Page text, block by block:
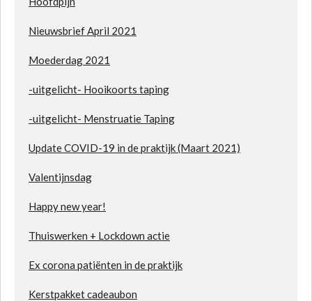
Nieuwsbrief April 2021
Moederdag 2021
-uitgelicht- Hooikoorts taping
-uitgelicht- Menstruatie Taping
Update COVID-19 in de praktijk (Maart 2021)
Valentijnsdag
Happy new year!
Thuiswerken + Lockdown actie
Ex corona patiënten in de praktijk
Kerstpakket cadeaubon